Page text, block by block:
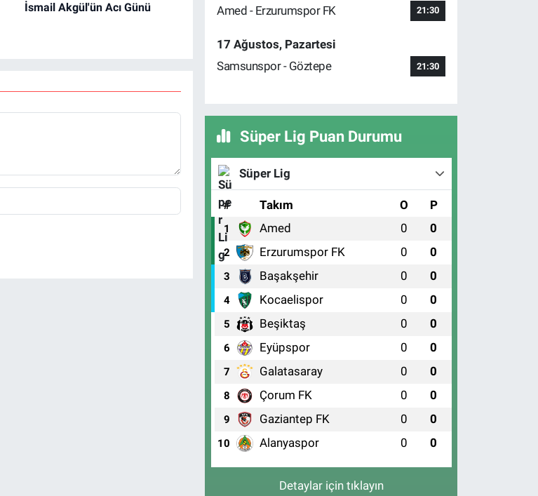
İsmail Akgül'ün Acı Günü Amed - Erzurumspor FK 21:30
17 Ağustos, Pazartesi
Samsunspor - Göztepe
21:30
Süper Lig Puan Durumu
Süper Lig
# Takım O P
1 Amed 0 0
2 Erzurumspor FK 0 0
3 Başakşehir 0 0
4 Kocaelispor 0 0
5 Beşiktaş 0 0
6 Eyüpspor 0 0
7 Galatasaray 0 0
8 Çorum FK 0 0
9 Gaziantep FK 0 0
10 Alanyaspor 0 0
Detaylar için tıklayın